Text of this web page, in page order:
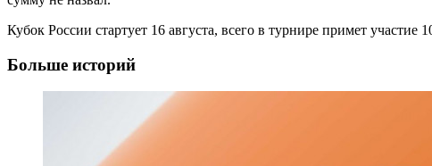
Кубок России стартует 16 августа, всего в турнире примет
Больше историй